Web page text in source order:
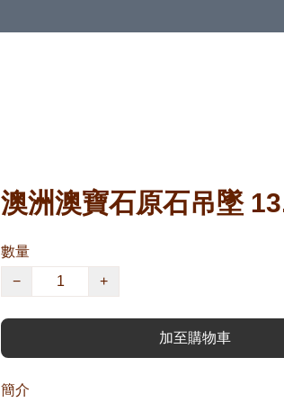
澳洲澳寶石原石吊墜
數量
−
+
加至購物車
簡介